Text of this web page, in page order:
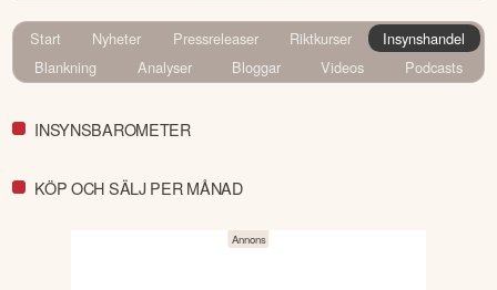
Start Nyheter Pressreleaser Riktkurser
Insynshandel
Blankning
Analyser Bloggar Videos Podcasts
INSYNSBAROMETER
KÖP OCH SÄLJ PER MÅNAD